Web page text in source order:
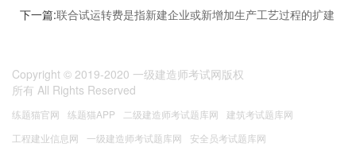
下一篇:联合试运转费是指新建企业或新增加生产工艺过程的扩建
Copyright © 2019-2020 一级建造师考试网版权
所有 All Rights Reserved
练题猫官网 练题猫APP 二级建造师考试题库网
建筑考试题库网
工程建业信息网
一级建造师考试题库网 安全员考试题库网